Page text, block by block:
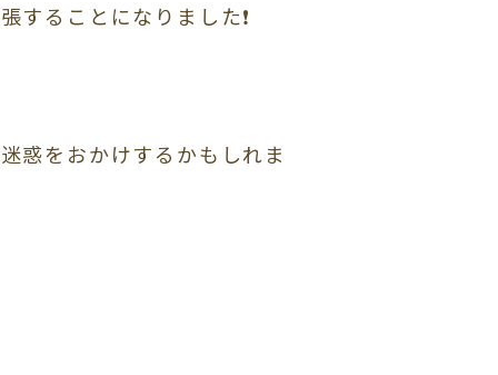
することになりました❗️
惑をおかけするかもしれま